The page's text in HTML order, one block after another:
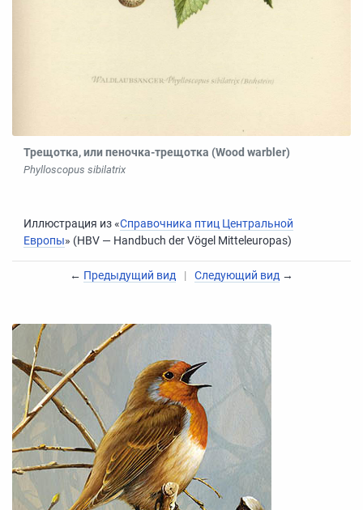
Трещотка, илипеночка-трещотка (Wood warbler)
Phylloscopus sibilatrix
Иллюстрация из «Справочника птиц Центральной
Европы» (HBV — Handbuch der Vögel Mitteleuropas)
← Предыдущий вид | Следующий вид →